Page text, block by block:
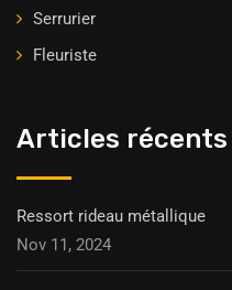
Serrurier
Fleuriste
Articles récents
Ressort rideau métallique
Nov 11, 2024